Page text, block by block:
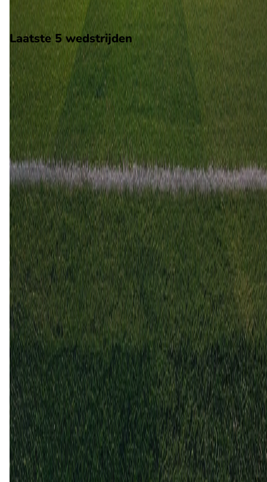
Stadion: Spartak Stadion, Mogilev
Scheidsrechter: Onbekend
Laatste 5 wedstrijden
H2H
Dnyapro Mogilev
Isloch
26 apr 2026
Isloch
Dnyapro Mogilev
1
23 nov 2024
Dnyapro Mogilev
Isloch
1
30 jun2024
Isloch
Dnyapro Mogilev
1
15 okt2022
Dnyapro Mogilev
Isloch
0 2
27 mei
2022
Isloch
Dnyapro Mogilev
3 2
Gelijk (1)20%
Isloch (4) 80%